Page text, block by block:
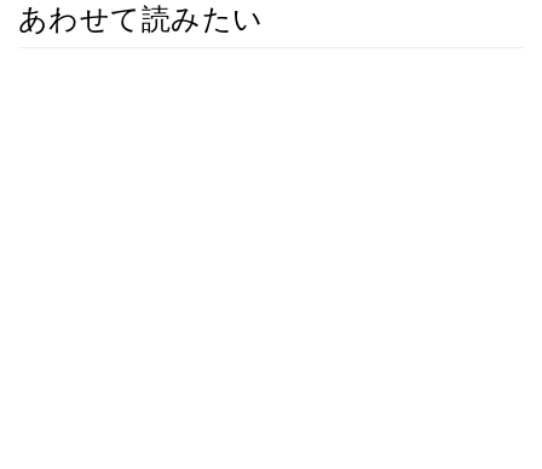
あわせて読みたい